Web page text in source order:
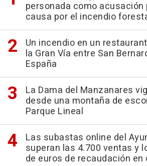
personada como acusación
causa por el incendio
Un incendio en un
la Gran Vía entre San
España
La Dama del Manzanares
desde una montaña de
Parque Lineal
Las subastas online del
superan las 4.700 ventas y
de euros de recaudación en